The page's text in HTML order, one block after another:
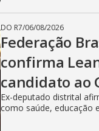
DO R7/06/08/2026
Federação
confirma
candidato ao
Ex-deputado distrital
como saúde, educação